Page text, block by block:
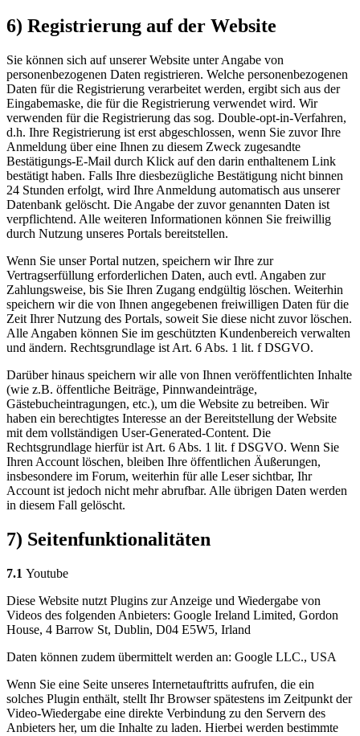
6) Registrierung auf der Website
Sie können sich auf unserer Website unter Angabe von
personenbezogenen Daten registrieren. Welche personenbezogenen
Daten für die Registrierung verarbeitet werden, ergibt sich aus der
Eingabemaske, die für die Registrierung verwendet wird. Wir
verwenden für die Registrierung das sog. Double-opt-in-Verfahren,
d.h. Ihre Registrierung ist erst abgeschlossen, wenn Sie zuvor Ihre
Anmeldung über eine Ihnen zu diesem Zweck zugesandte
Bestätigungs-E-Mail durch Klick auf den darin enthaltenem Link
bestätigt haben. Falls Ihre diesbezügliche Bestätigung nicht binnen
24 Stunden erfolgt, wird Ihre Anmeldung automatisch aus unserer
Datenbank gelöscht. Die Angabe der zuvor genannten Daten ist
verpflichtend. Alle weiteren Informationen können Sie freiwillig
durch Nutzung unseres Portals bereitstellen.
Wenn Sie unser Portal nutzen, speichern wir Ihre zur
Vertragserfüllung erforderlichen Daten, auch evtl. Angaben zur
Zahlungsweise, bis Sie Ihren Zugang endgültig löschen. Weiterhin
speichern wir die von Ihnen angegebenen freiwilligen Daten für die
Zeit Ihrer Nutzung des Portals, soweit Sie diese nicht zuvor löschen.
Alle Angaben können Sie im geschützten Kundenbereich verwalten
und ändern. Rechtsgrundlage ist Art. 6 Abs. 1 lit. f DSGVO.
Darüber hinaus speichern wir alle von Ihnen veröffentlichten Inhalte
(wie z.B. öffentliche Beiträge, Pinnwandeinträge,
Gästebucheintragungen, etc.), um die Website zu betreiben. Wir
haben ein berechtigtes Interesse an der Bereitstellung der Website
mit dem vollständigen User-Generated-Content. Die
Rechtsgrundlage hierfür ist Art. 6 Abs. 1 lit. f DSGVO. Wenn Sie
Ihren Account löschen, bleiben Ihre öffentlichen Äußerungen,
insbesondere im Forum, weiterhin für alle Leser sichtbar, Ihr
Account ist jedoch nicht mehr abrufbar. Alle übrigen Daten werden
in diesem Fall gelöscht.
7) Seitenfunktionalitäten
7.1 Youtube
Diese Website nutzt Plugins zur Anzeige und Wiedergabe von
Videos des folgenden Anbieters: Google Ireland Limited, Gordon
House, 4 Barrow St, Dublin, D04 E5W5, Irland
Daten können zudem übermittelt werden an: Google LLC., USA
Wenn Sie eine Seite unseres Internetauftritts aufrufen, die ein
solches Plugin enthält, stellt Ihr Browser spätestens im Zeitpunkt der
Video-Wiedergabe eine direkte Verbindung zu den Servern des
Anbieters her, um die Inhalte zu laden. Hierbei werden bestimmte